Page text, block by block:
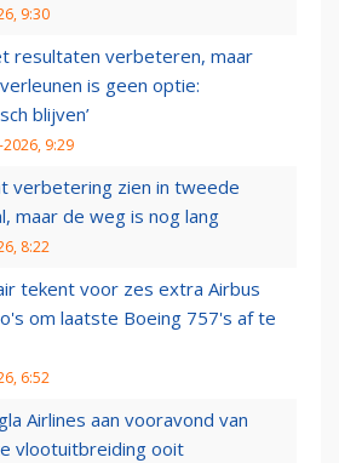
9:30
resultaten verbeteren, maar
is geen optie:
blijven’
9:29
verbetering zien in tweede
maar de weg is nog lang
8:22
tekent voor zes extra Airbus
om laatste Boeing 757's af te
6:52
Airlines aan vooravond van
vlootuitbreiding ooit